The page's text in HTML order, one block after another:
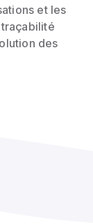
et les
des